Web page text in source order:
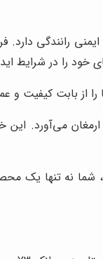
رانندگی دارد.
را در شرایط
را از بابت کیفیت
ارمغان می‌آورد.
، شما نه تنها یک